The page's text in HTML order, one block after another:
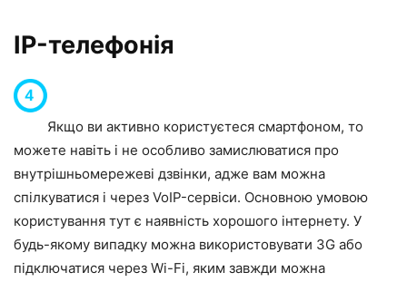
IP-телефонія
Якщо ви активно користуєтеся смартфоном, то
можете навіть і не особливо замислюватися про
внутрішньомережеві дзвінки, адже вам можна
спілкуватися і через VoIP-сервіси. Основною умовою
користування тут є наявність хорошого інтернету. У
будь-якому випадку можна використовувати 3G або
підключатися через Wi-Fi, яким завжди можна